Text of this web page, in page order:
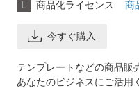
L 商品化ライセンス 商
今すぐ購入
テンプレートなどの商品販
あなたのビジネスにご活用